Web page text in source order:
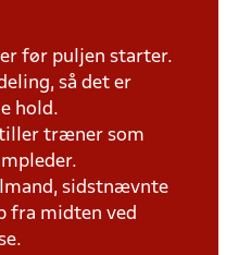
før puljen starter.
så det er
hold.
træner som
sidstnævnte
fra midten ved